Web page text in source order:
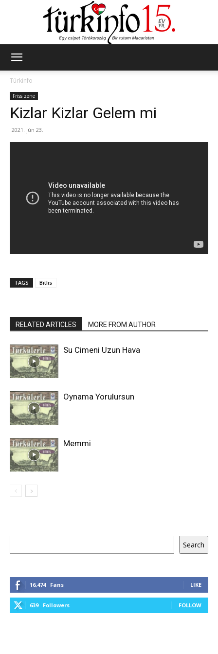
Türkinfo
Friss zene
Kizlar Kizlar Gelem mi
2021. jún 23.
TAGS Bitlis
RELATED ARTICLES MORE FROM AUTHOR
Su Cimeni Uzun Hava
Oynama Yorulursun
Memmi
Search
16,474 Fans LIKE
639 Followers FOLLOW